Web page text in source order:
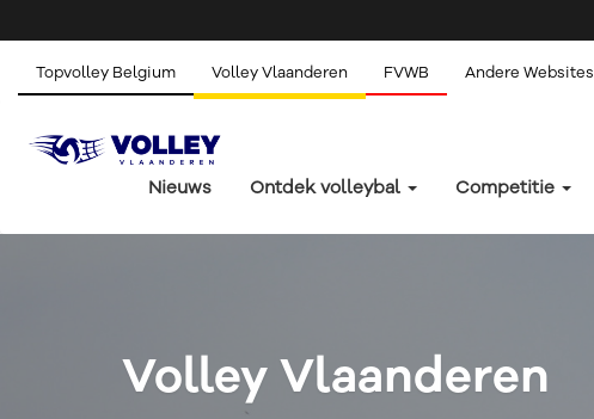
Topvolley Belgium Volley Vlaanderen FVWB Andere Websites
Nieuws Ontdek volleybal Competitie
Volley Vlaanderen